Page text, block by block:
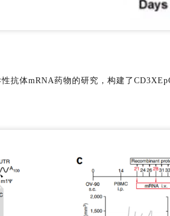
抗体mRNA药物的研究，构建了